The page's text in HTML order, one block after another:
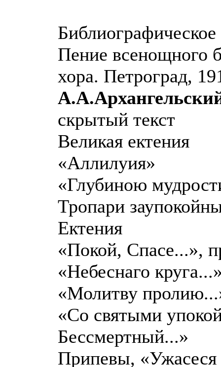
Пение всенощного
хора. Петроград,
скрытый текст
Великая ектения
«Аллилуия»
«Глубиною
Тропари
Ектения
«Покой, Спасе...»,
«Небеснаго
«Молитву
«Со святыми
Бессмертный...»
Припевы, «Ужасеся